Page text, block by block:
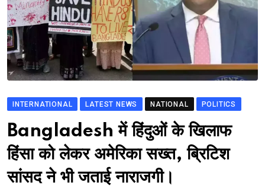
INTERNATIONAL LATEST NEWS NATIONAL POLITICS
Bangladesh में हिंदुओं के खिलाफ
हिंसा को लेकर अमेरिका सख्त, ब्रिटिश
सांसद ने भी जताई नाराजगी।